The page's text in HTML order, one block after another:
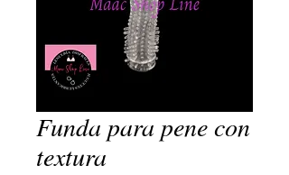
Funda para pene con
textura